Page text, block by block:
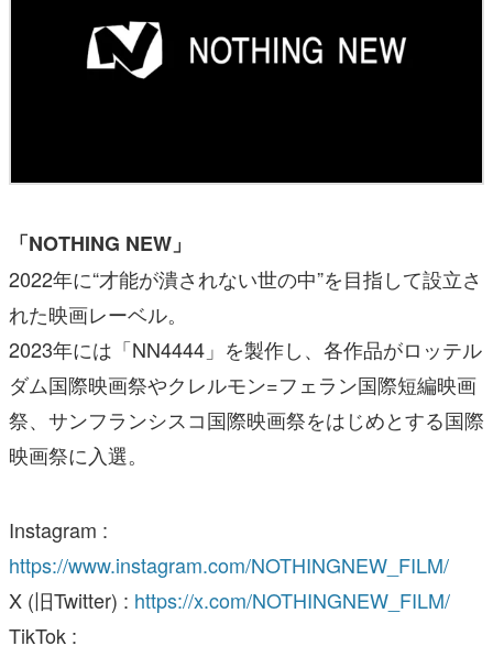
「NOTHING NEW」
2022年に“才能が潰されない世の中”を目指して設立さ
れた映画レーベル。
2023年には「NN4444」を製作し、各作品がロッテル
ダム国際映画祭やクレルモン=フェラン国際短編映画
祭、サンフランシスコ国際映画祭をはじめとする国際
映画祭に入選。
Instagram :
https://www.instagram.com/NOTHINGNEW_FILM/
X (旧Twitter) : https://x.com/NOTHINGNEW_FILM/
TikTok :